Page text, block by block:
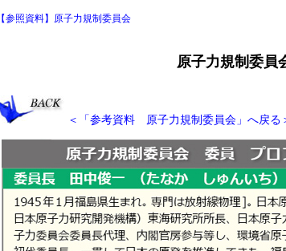
【参照資料】原子力規制委員会
原子力規制委
＜「参考資料 原子力規制委員会」へ戻る